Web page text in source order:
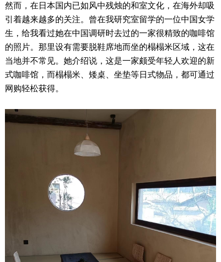
然而，在日本国内已如风中残烛的和室文化，在海外却吸
引着越来越多的关注。曾在我研究室留学的一位中国女学
生，给我看过她在中国调研时去过的一家很精致的咖啡馆
的照片。那里设有需要脱鞋席地而坐的榻榻米区域，这在
当地并不常见。她介绍说，这是一家颇受年轻人欢迎的新
式咖啡馆，而榻榻米、矮桌、坐垫等日式物品，都可通过
网购轻松获得。